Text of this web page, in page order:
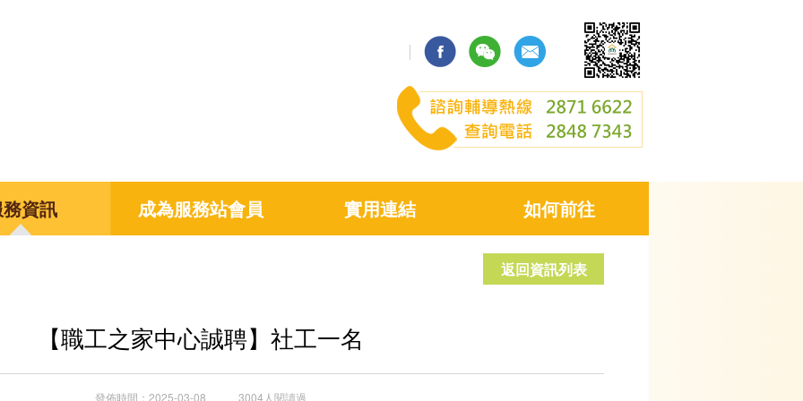
資訊 成為服務站會員 實用連結 如何前往
返回資訊列表
【職工之家中心誠聘】社工一名
發佈時間：2025-03-08 3004人閱讀過